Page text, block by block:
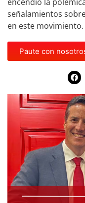
señalamientos
en este movimiento.
Paute con